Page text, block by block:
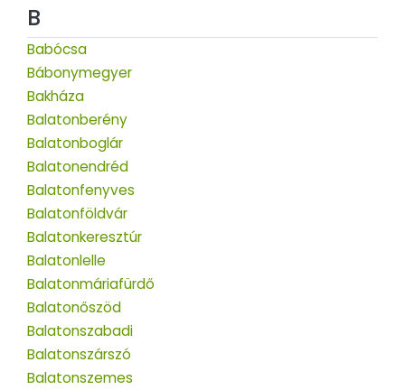
B
Babócsa
Bábonymegyer
Bakháza
Balatonberény
Balatonboglár
Balatonendréd
Balatonfenyves
Balatonföldvár
Balatonkeresztúr
Balatonlelle
Balatonmáriafürdő
Balatonőszöd
Balatonszabadi
Balatonszárszó
Balatonszemes